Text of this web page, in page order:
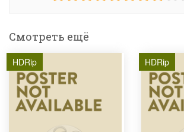
Смотреть ещё
HDRip HDRip